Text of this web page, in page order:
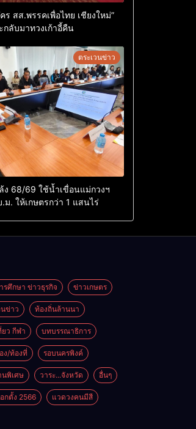
ร สส.พรรคเพื่อไทย เชียงใหม่”
กลับมาทวงเก้าอี้คืน
ตระเวนข่าว
ง 68/69 ใช้น้ำเขื่อนแม่กวงฯ
ม. ให้เกษตรกว่า 1 แสนไร่
รศึกษา ข่าวธุรกิจ ข่าวเกษตร
นข่าว ท้องถิ่นล้านนา
ยว กีฬา บทบรรณาธิการ
ง/ท้องที่ รอบนครพิงค์
นพิเศษ วาระ...จังหวัด อื่นๆ
อกตั้ง 2566 แวดวงคนมีสี